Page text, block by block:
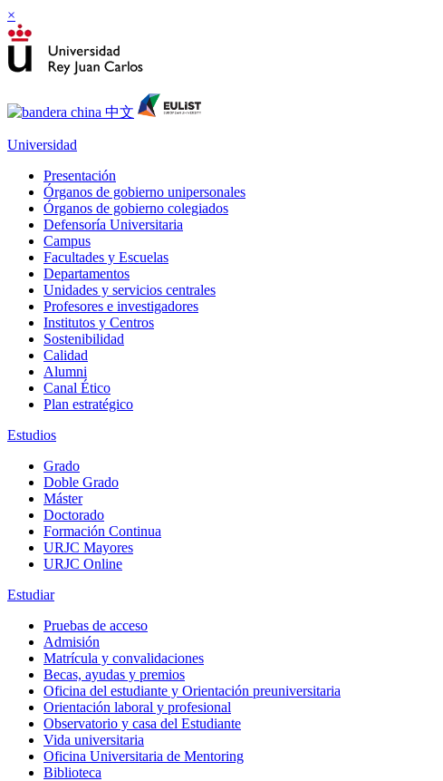
×
Universidad
Presentación
Órganos de gobierno unipersonales
Órganos de gobierno colegiados
Defensoría Universitaria
Campus
Facultades y Escuelas
Departamentos
Unidades y servicios centrales
Profesores e investigadores
Institutos y Centros
Sostenibilidad
Calidad
Alumni
Canal Ético
Plan estratégico
Estudios
Grado
Doble Grado
Máster
Doctorado
Formación Continua
URJC Mayores
URJC Online
Estudiar
Pruebas de acceso
Admisión
Matrícula y convalidaciones
Becas, ayudas y premios
Oficina del estudiante y Orientación preuniversitaria
Orientación laboral y profesional
Observatorio y casa del Estudiante
Vida universitaria
Oficina Universitaria de Mentoring
Biblioteca